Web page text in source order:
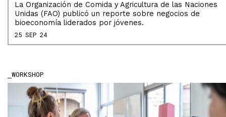
La Organización de Comida y Agricultura de las Naciones
Unidas (FAO) publicó un reporte sobre negocios de
bioeconomía liderados por jóvenes.
25 SEP 24
WORKSHOP